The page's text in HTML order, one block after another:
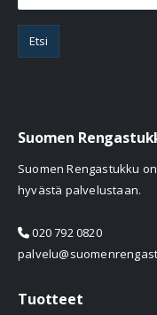
Etsi
Suomen
Suomen Rengastukku
hyvästä palvelustaan.
020 792 0820
Tuotteet